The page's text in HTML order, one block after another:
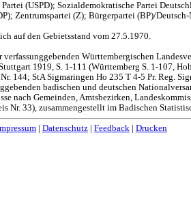
(USPD); Sozialdemokratische Partei
Zentrumspartei (Z); Bürgerpartei (BP)/
auf den Gebietsstand vom 27.5.1970.
Württembergischen
1919, S. 1-111 (Württemberg S. 1-107,
144; StA Sigmaringen Ho 235 T 4-5 Pr. Reg.
badischen und deutschen
nach Gemeinden, Amtsbezirken,
Nr. 33), zusammengestellt im Badischen
Datenschutz Feedback Drucken